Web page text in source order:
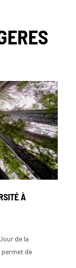
À
de la
de